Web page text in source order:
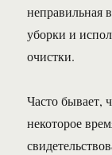
неправильная
уборки и
очистки.
Часто бывает,
некоторое